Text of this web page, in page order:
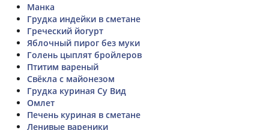
Манка
Грудка индейки в сметане
Греческий йогурт
Яблочный пирог без муки
Голень цыплят бройлеров
Птитим вареный
Свёкла с майонезом
Грудка куриная Су Вид
Омлет
Печень куриная в сметане
Ленивые вареники